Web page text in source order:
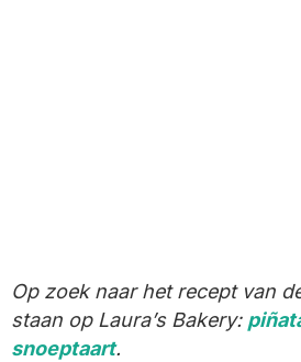
Op zoek naar het recept van
staan op Laura’s Bakery:
snoeptaart.